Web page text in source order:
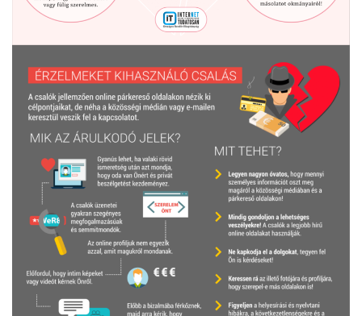
VÁLASZTÁSI INFORMÁCIÓK
NEMZETISÉGI ÖNKORMÁNYZAT
TÁRSULÁS
PÁLYÁZATOK
HIRDETMÉNYEK
ÓVODA ÉS MINI BÖLCSŐDE